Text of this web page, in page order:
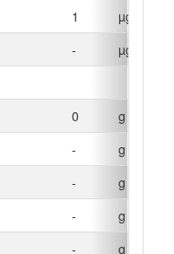
1
µg
-
µg
0
g
-
g
-
g
-
g
-
g